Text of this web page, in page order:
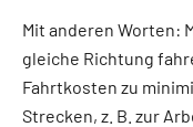
Mit anderen Worten:
gleiche Richtung
Fahrtkosten zu
Strecken, z. B. zur